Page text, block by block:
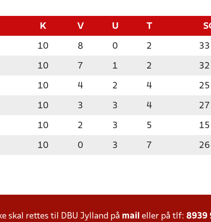
K V U T
10 8 0 2 33
10 7 1 2 32
10 4 2 4 25
10 3 3 4 27
10 2 3 5 15
10 0 3 7 26
skal rettes til DBU Jylland på mail eller på tlf: 8939